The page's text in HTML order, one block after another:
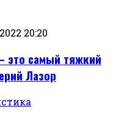
20:20
это самый тяжкий
Лазор